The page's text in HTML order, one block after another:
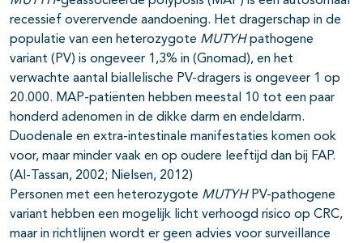
recessief overervende aandoening. Het dragerschap in de
populatie van een heterozygote MUTYHpathogene
variant (PV) is ongeveer 1,3% in (Gnomad), en het
verwachte aantal biallelische PV-dragers is ongeveer 1 op
20.000. MAP-patiënten hebben meestal 10 tot een paar
honderd adenomen in de dikke darm en endeldarm.
Duodenale en extra-intestinale manifestaties komen ook
voor, maar minder vaak en op oudere leeftijd dan bij FAP.
(Al-Tassan, 2002; Nielsen, 2012)
Personen met een heterozygote MUTYHPV-pathogene
variant hebben een mogelijk licht verhoogd risico op CRC,
maar in richtlijnen wordt er geen advies voor surveillance